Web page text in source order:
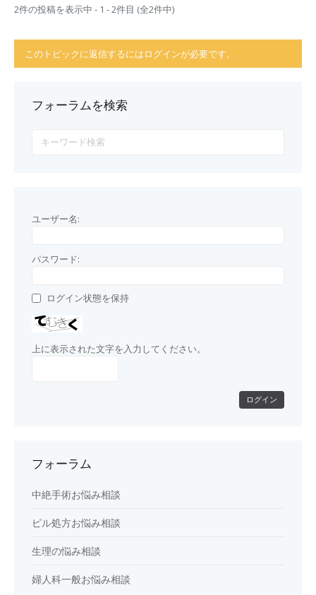
2件の投稿を表示中 - 1 - 2件目 (全2件中)
このトピックに返信するにはログインが必要です。
フォーラムを検索
ユーザー名:
パスワード:
ログイン状態を保持
上に表示された文字を入力してください。
ログイン
フォーラム
中絶手術お悩み相談
ピル処方お悩み相談
生理の悩み相談
婦人科一般お悩み相談